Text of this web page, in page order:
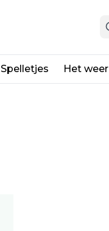
Spelletjes Het weer